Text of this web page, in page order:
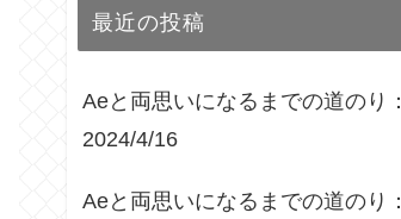
最近の投稿
Aeと両思いになるまでの道のり：
2024/4/16
Aeと両思いになるまでの道のり：